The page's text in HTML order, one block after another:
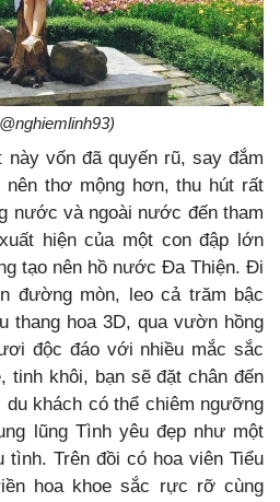
vốn đã quyến rũ, say đắm
thơ mộng hơn, thu hút rất
nước và ngoài nước đến tham
hiện của một con đập lớn
tạo nên hồ nước Đa Thiện. Đi
đường mòn, leo cả trăm bậc
thang hoa 3D, qua vườn hồng
độc đáo với nhiều mắc sắc
tinh khôi, bạn sẽ đặt chân đến
du khách có thể chiêm ngưỡng
lũng Tình yêu đẹp như một
Trên đồi có hoa viên Tiểu
hoa khoe sắc rực rỡ cùng